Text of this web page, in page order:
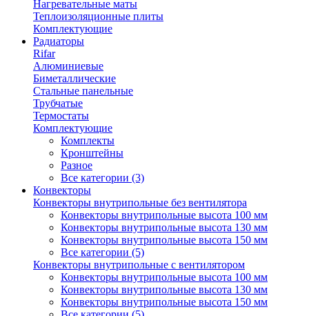
Нагревательные маты
Теплоизоляционные плиты
Комплектующие
Радиаторы
Rifar
Алюминиевые
Биметаллические
Стальные панельные
Трубчатые
Термостаты
Комплектующие
Комплекты
Кронштейны
Разное
Все категории (3)
Конвекторы
Конвекторы внутрипольные без вентилятора
Конвекторы внутрипольные высота 100 мм
Конвекторы внутрипольные высота 130 мм
Конвекторы внутрипольные высота 150 мм
Все категории (5)
Конвекторы внутрипольные с вентилятором
Конвекторы внутрипольные высота 100 мм
Конвекторы внутрипольные высота 130 мм
Конвекторы внутрипольные высота 150 мм